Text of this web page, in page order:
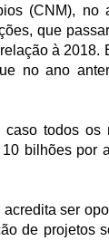
(CNM), no
que
à 2018.
no ano
todos os
bilhões por
ser
de projetos